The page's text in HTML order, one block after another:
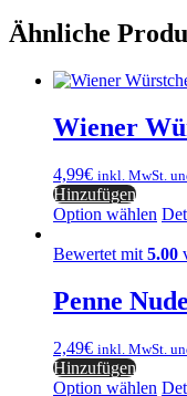
Ähnliche
Wiener
4,99€ inkl. MwSt.
Hinzufügen
Option wählen
Bewertet mit 5.00
Penne
2,49€ inkl. MwSt.
Hinzufügen
Option wählen